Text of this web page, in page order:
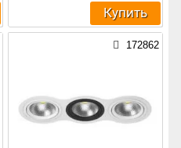
Купить
172862